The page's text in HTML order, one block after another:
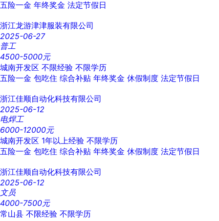
五险一金 年终奖金 法定节假日
浙江龙游津津服装有限公司
2025-06-27
普工
4500-5000元
城南开发区 不限经验 不限学历
五险一金 包吃住 综合补贴 年终奖金 休假制度 法定节假日
浙江佳顺自动化科技有限公司
2025-06-12
电焊工
6000-12000元
城南开发区 1年以上经验 不限学历
五险一金 包吃住 综合补贴 年终奖金 休假制度 法定节假日
浙江佳顺自动化科技有限公司
2025-06-12
文员
4000-7500元
常山县 不限经验 不限学历